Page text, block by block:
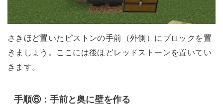
さきほど置いたピストンの手前（外側）にブロックを置
きましょう。ここには後ほどレッドストーンを置いてい
きます。
手順⑥：手前と奥に壁を作る